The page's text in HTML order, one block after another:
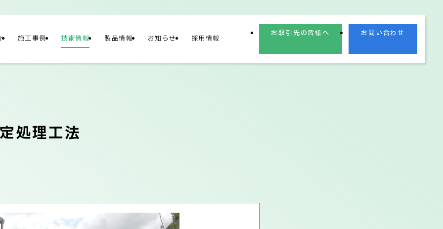
ビリティ ネットワーク
施工事例 技術情報 製品情報 お知らせ 採用情報
お取引先の皆様へ お問い合わせ
処理工法